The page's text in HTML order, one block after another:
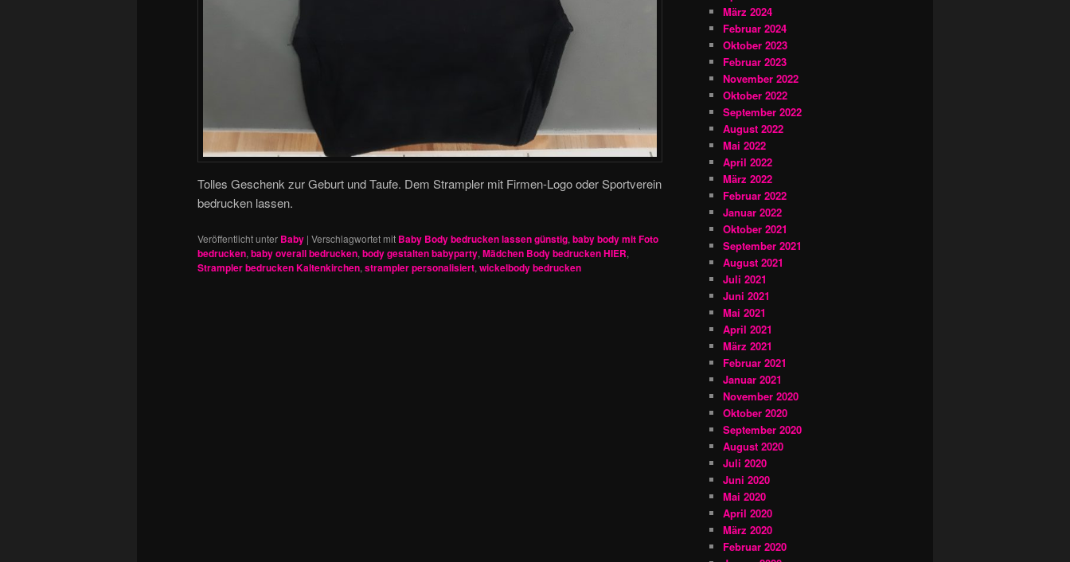
Tolles Geschenk zur Geburt und Taufe. Dem Strampler mit Firmen-Logo oder Sportverein
bedrucken lassen.
Veröffentlicht unter Baby | Verschlagwortet mit Baby Body bedrucken lassen günstig, baby body mit Foto
bedrucken, baby overall bedrucken, body gestalten babyparty, Mädchen Body bedrucken HIER,
Strampler bedrucken Kaltenkirchen, strampler personalisiert, wickelbody bedrucken
März 2024
Februar 2024
Oktober 2023
Februar 2023
November 2022
Oktober 2022
September 2022
August 2022
Mai 2022
April 2022
März 2022
Februar 2022
Januar 2022
Oktober 2021
September 2021
August 2021
Juli 2021
Juni 2021
Mai 2021
April 2021
März 2021
Februar 2021
Januar 2021
November 2020
Oktober 2020
September 2020
August 2020
Juli 2020
Juni 2020
Mai 2020
April 2020
März 2020
Februar 2020